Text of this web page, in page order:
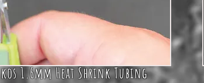
kos1.6mm Heat Shrink Tubing